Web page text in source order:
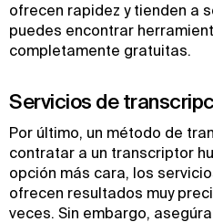
ofrecen rapidez y tienden a
puedes encontrar
completamente gratuitas.
Servicios de
Por último, un método de
contratar a un transcriptor
opción más cara, los
ofrecen resultados muy
veces. Sin embargo,